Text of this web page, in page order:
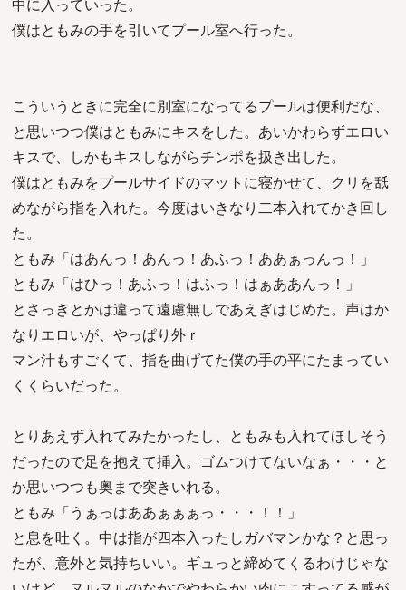
中に入っていった。
僕はともみの手を引いてプール室へ行った。
こういうときに完全に別室になってるプールは便利だな、
と思いつつ僕はともみにキスをした。あいかわらずエロい
キスで、しかもキスしながらチンポを扱き出した。
僕はともみをプールサイドのマットに寝かせて、クリを舐
めながら指を入れた。今度はいきなり二本入れてかき回し
た。
ともみ「はあんっ！あんっ！あふっ！ああぁっんっ！」
ともみ「はひっ！あふっ！はふっ！はぁああんっ！」
とさっきとかは違って遠慮無しであえぎはじめた。声はか
なりエロいが、やっぱり外ｒ
マン汁もすごくて、指を曲げてた僕の手の平にたまってい
くくらいだった。
とりあえず入れてみたかったし、ともみも入れてほしそう
だったので足を抱えて挿入。ゴムつけてないなぁ・・・と
か思いつつも奥まで突きいれる。
ともみ「うぁっはああぁぁぁっ・・・！！」
と息を吐く。中は指が四本入ったしガバマンかな？と思っ
たが、意外と気持ちいい。ギュっと締めてくるわけじゃな